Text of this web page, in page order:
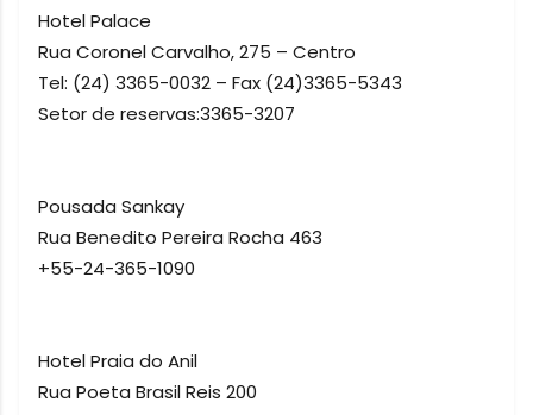
Hotel Palace
Rua Coronel Carvalho, 275 – Centro
Tel: (24) 3365-0032 – Fax (24)3365-5343
Setor de reservas:3365-3207
Pousada Sankay
Rua Benedito Pereira Rocha 463
+55-24-365-1090
Hotel Praia do Anil
Rua Poeta Brasil Reis 200